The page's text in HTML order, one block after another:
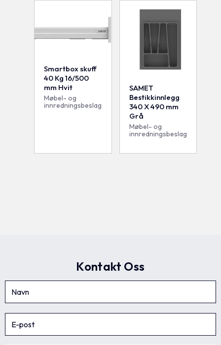
Smartbox skuff
40 Kg 16/500
mm Hvit
Møbel- og
innredningsbeslag
SAMET
Bestikkinnlegg
340 X 490 mm
Grå
Møbel- og
innredningsbeslag
Kontakt Oss